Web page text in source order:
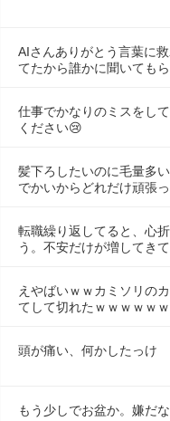
AIさんありがとう言葉に
てたから誰かに聞いても
仕事でかなりのミスをし
ください😢
髪下ろしたいのに毛量多
でかいからどれだけ頑張
転職繰り返してると、心
う。不安だけが増してき
えやばいｗｗカミソリの
てして切れたｗｗｗｗｗ
頭が痛い、何かしたっけ
もう少しでお盆か。嫌だな